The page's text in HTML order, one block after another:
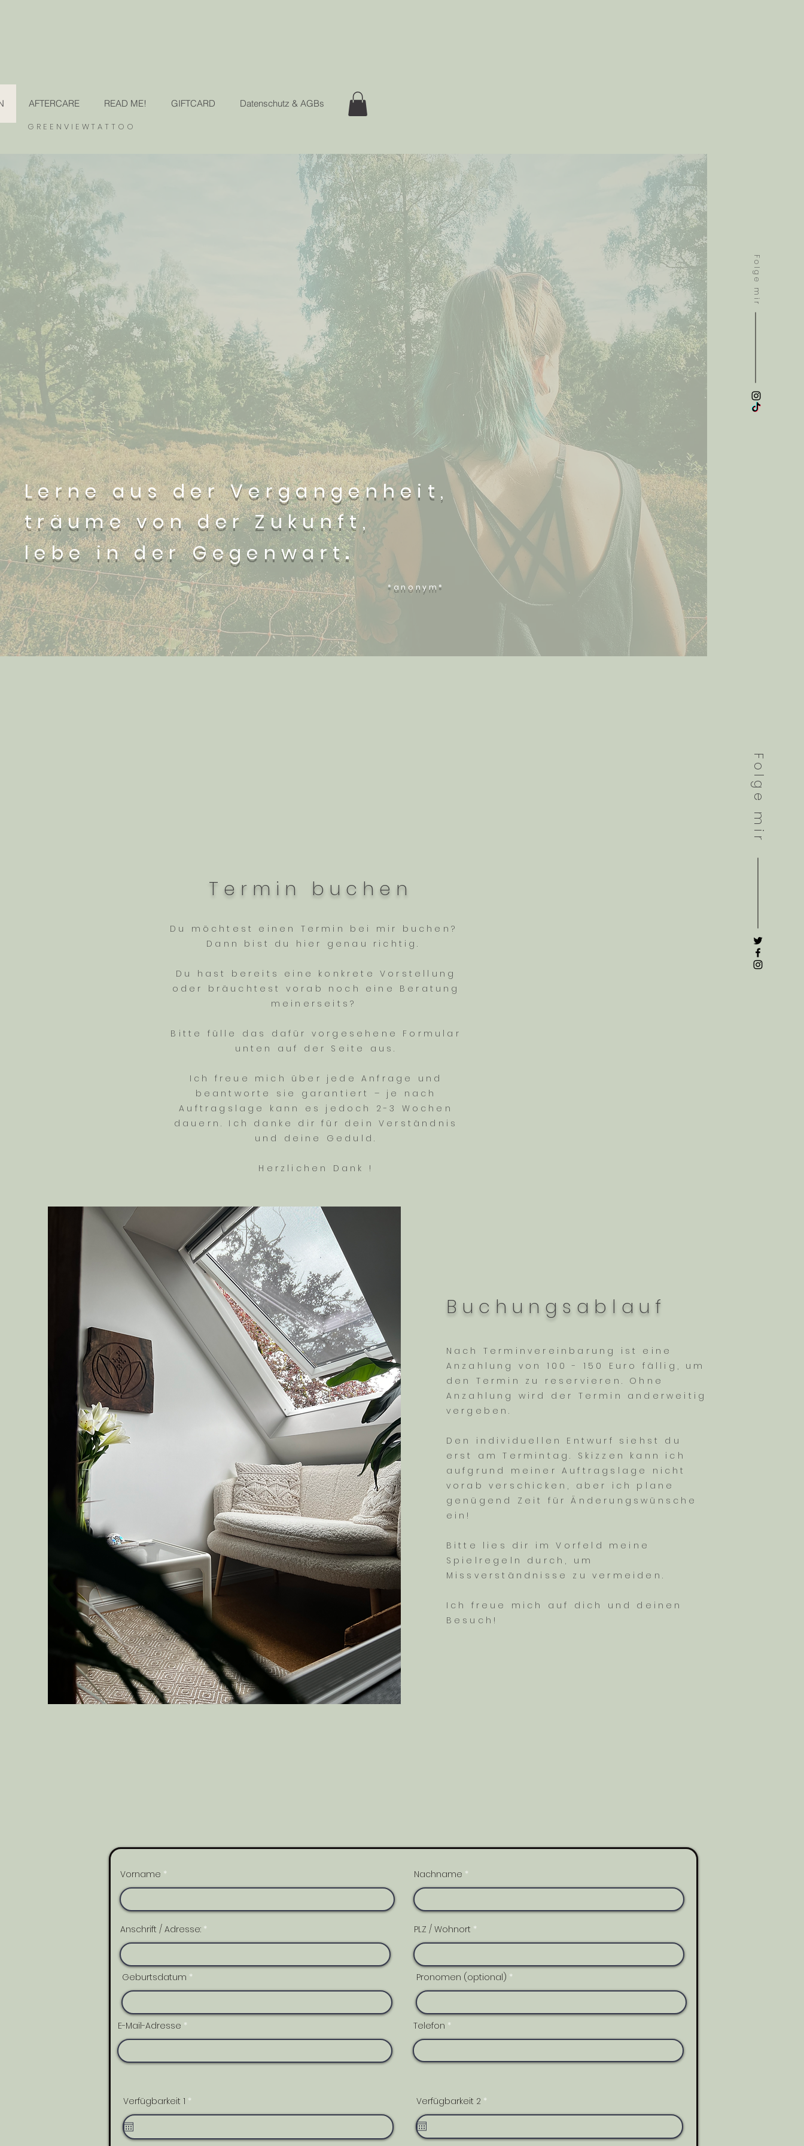
GREENVIEWTATTOO
AFTERCARE READ ME! GIFTCARD Datenschutz & AGBs
Lerne aus der Vergangenheit,
träume von der Zukunft,
lebe in der Gegenwart.
*anonym*
Folge mir
Termin buchen
Du möchtest einen Termin bei mir buchen?
Dann bist du hier genau richtig.
Du hast bereits eine konkrete Vorstellung
oder bräuchtest vorab noch eine Beratung
meinerseits?
Bitte fülle das dafür vorgesehene Formular
unten auf der Seite aus.
Ich freue mich über jede Anfrage und
beantworte sie garantiert – je nach
Auftragslage kann es jedoch 2-3 Wochen
dauern. Ich danke dir für dein Verständnis
und deine Geduld.
Herzlichen Dank !
Folge mir
Buchungsablauf
Nach Terminvereinbarung ist eine
Anzahlung von 100 - 150 Euro fällig, um
den Termin zu reservieren. Ohne
Anzahlung wird der Termin anderweitig
vergeben.
Den individuellen Entwurf siehst du
erst am Termintag. Skizzen kann ich
aufgrund meiner Auftragslage nicht
vorab verschicken, aber ich plane
genügend Zeit für Änderungswünsche
ein!
Bitte lies dir im Vorfeld meine
Spielregeln durch, um
Missverständnisse zu vermeiden.
Ich freue mich auf dich und deinen
Besuch!
fülle das Formular aus
Vorname
Anschrift / Adresse:
Geburtsdatum
E-Mail-Adresse
Nachname
PLZ / Wohnort
Pronomen (optional)
Telefon
Verfügbarkeit 1 *
q
r
Verfügbarkeit 2 *
q
r